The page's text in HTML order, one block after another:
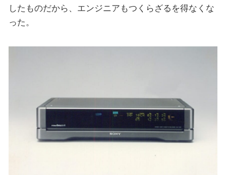
したものだから、エンジニアもつくらざるを得なくな
った。